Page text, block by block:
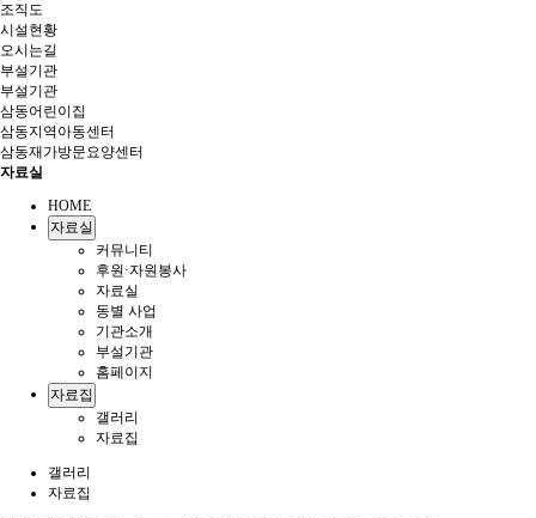
조직도
시설현황
오시는길
부설기관
부설기관
삼동어린이집
삼동지역아동센터
삼동재가방문요양센터
자료실
HOME
자료실
커뮤니티
후원·자원봉사
자료실
동별 사업
기관소개
부설기관
홈페이지
자료집
갤러리
자료집
갤러리
자료집